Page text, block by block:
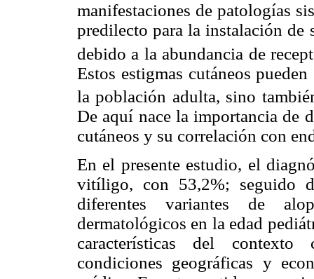
manifestaciones de patologías
predilecto para la instalación de
debido a la abundancia de
Estos estigmas cutáneos
la población adulta, sino
De aquí nace la importancia de
cutáneos y su correlación con
En el presente estudio, el
vitíligo, con 53,2%; seguido
diferentes variantes de
dermatológicos en la edad
características del
condiciones geográficas y